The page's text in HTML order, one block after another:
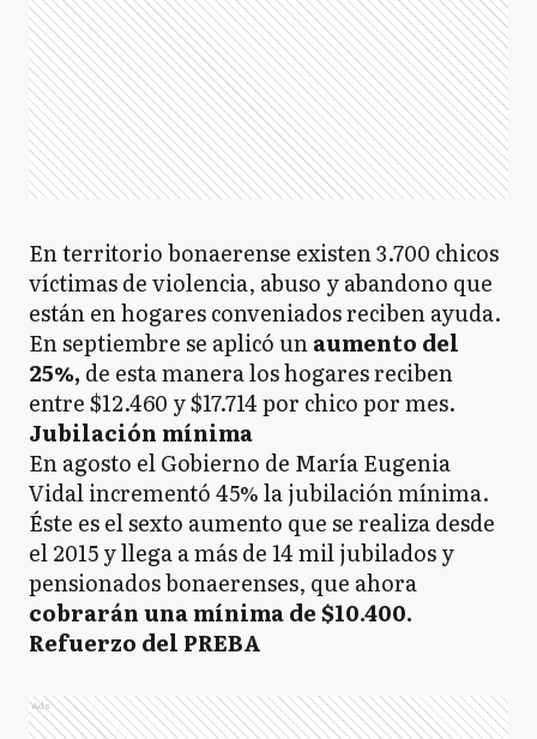
En territorio bonaerense existen 3.700 chicos
víctimas de violencia, abuso y abandono que
están en hogares conveniados reciben ayuda.
En septiembre se aplicó unaumento del
25%, de esta manera los hogares reciben
entre $12.460 y $17.714 por chico por mes.
Jubilación mínima
En agosto el Gobierno de María Eugenia
Vidal incrementó 45% la jubilación mínima.
Éste es el sexto aumento que se realiza desde
el 2015 y llega a más de 14 mil jubilados y
pensionados bonaerenses, que ahora
cobrarán una mínima de $10.400.
Refuerzo del PREBA
Ads